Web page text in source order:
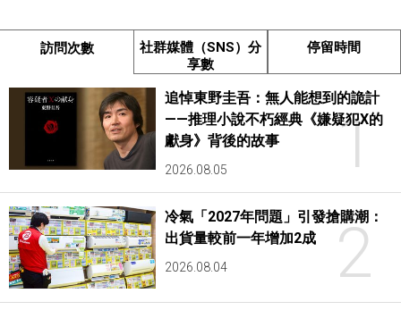
訪問次數
社群媒體（SNS）分
享數
停留時間
1
追悼東野圭吾：無人能想到的詭計
——推理小說不朽經典《嫌疑犯X的
獻身》背後的故事
2026.08.05
2
冷氣「2027年問題」引發搶購潮：
出貨量較前一年增加2成
2026.08.04